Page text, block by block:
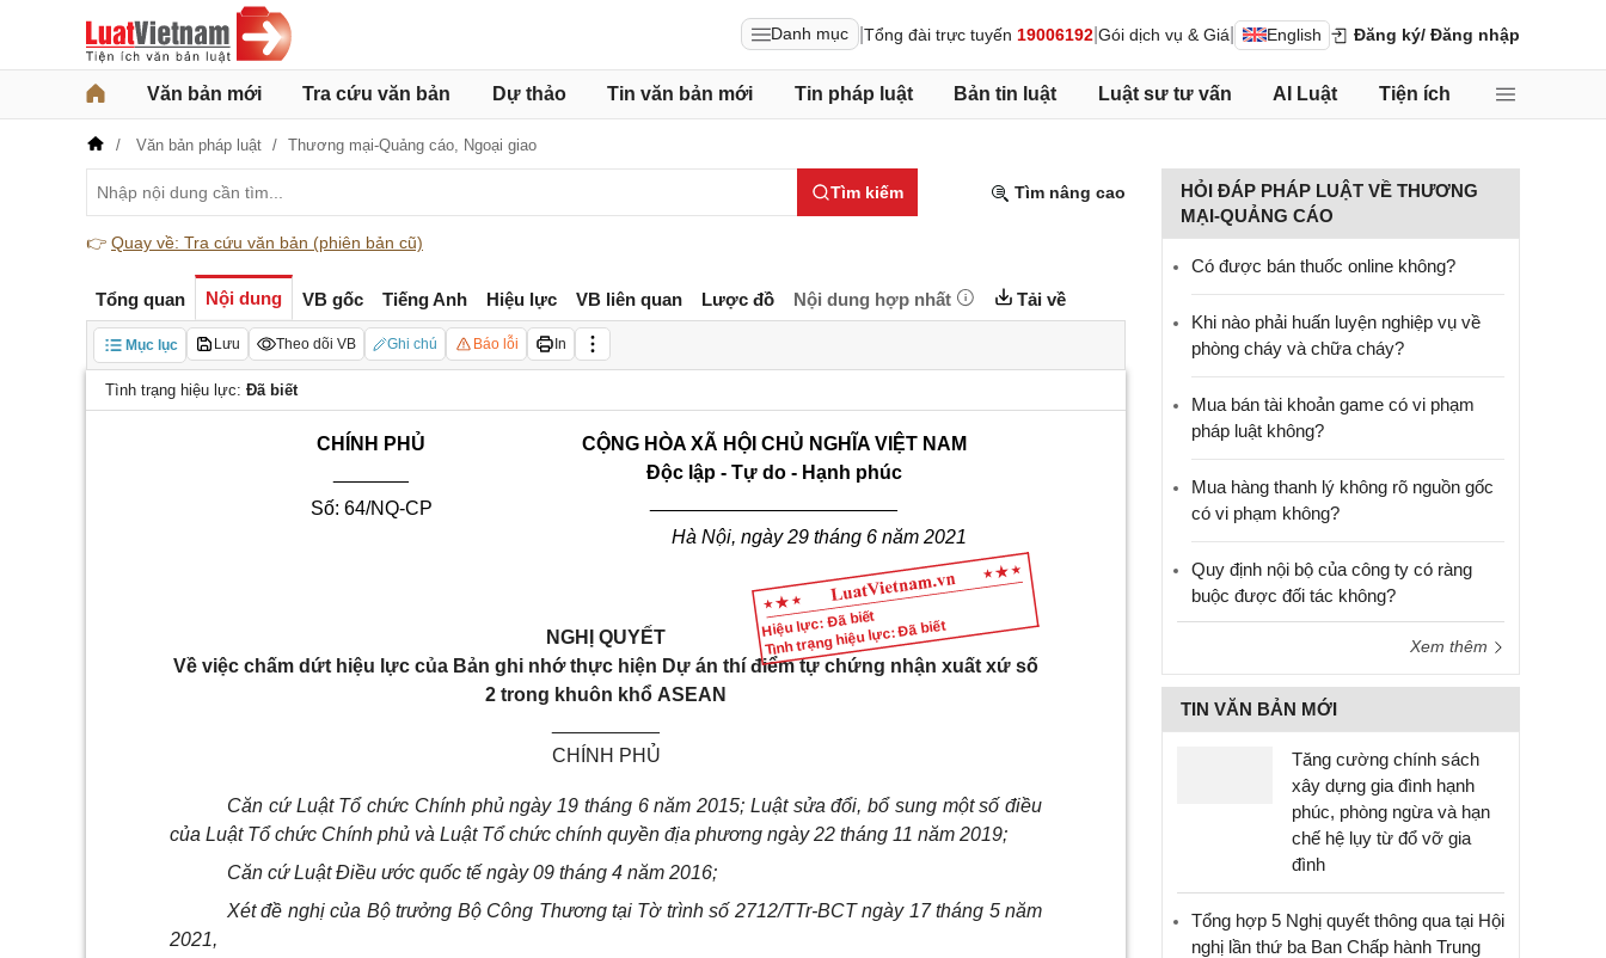
Danh mục Tổng đài trực tuyến 19006192 Gói dịch vụ & Giá English Đăng ký/ Đăng nhập
Văn bản mới Tra cứu văn bản Dự thảo Tin văn bản mới Tin pháp luật Bản tin luật Luật sư tư vấn AI Luật Tiện ích
Văn bản pháp luật Thương mại-Quảng cáo, Ngoại giao
Tìm kiếm Tìm nâng cao
👉 Quay về: Tra cứu văn bản (phiên bản cũ)
Tổng quan Nội dung VB gốc Tiếng Anh Hiệu lực VB liên quan Lược đồ Nội dung hợp nhất Tải về
Mục lục Lưu Theo dõi VB Ghi chú Báo lỗi In
Tình trạng hiệu lực: Đã biết
Hiệu lực: Đã biết
Tình trạng hiệu lực: Đã biết
CHÍNH PHỦ
Số: 64/NQ-CP
CỘNG HÒA XÃ HỘI CHỦ NGHĨA VIỆT NAM
Độc lập - Tự do - Hạnh phúc
Hà Nội, ngày 29 tháng 6 năm 2021
NGHỊ QUYẾT
Về việc chấm dứt hiệu lực của Bản ghi nhớ thực hiện Dự án thí điểm tự chứng nhận xuất xứ số
2 trong khuôn khổ ASEAN
CHÍNH PHỦ
Căn cứ Luật Tổ chức Chính phủ ngày 19 tháng 6 năm 2015; Luật sửa đổi, bổ sung một số điều
của Luật Tổ chức Chính phủ và Luật Tổ chức chính quyền địa phương ngày 22 tháng 11 năm 2019;
Căn cứ Luật Điều ước quốc tế ngày 09 tháng 4 năm 2016;
Xét đề nghị của Bộ trưởng Bộ Công Thương tại Tờ trình số 2712/TTr-BCT ngày 17 tháng 5 năm
2021,
HỎI ĐÁP PHÁP LUẬT VỀ THƯƠNG
MẠI-QUẢNG CÁO
Có được bán thuốc online không?
Khi nào phải huấn luyện nghiệp vụ về
phòng cháy và chữa cháy?
Mua bán tài khoản game có vi phạm
pháp luật không?
Mua hàng thanh lý không rõ nguồn gốc
có vi phạm không?
Quy định nội bộ của công ty có ràng
buộc được đối tác không?
Xem thêm
TIN VĂN BẢN MỚI
Tăng cường chính sách
xây dựng gia đình hạnh
phúc, phòng ngừa và hạn
chế hệ lụy từ đổ vỡ gia
đình
Tổng hợp 5 Nghị quyết thông qua tại Hội
nghị lần thứ ba Ban Chấp hành Trung